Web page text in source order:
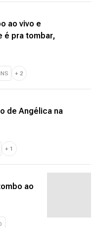
ao vivo e
é pra tombar,
+ 2
de Angélica na
+ 1
ao